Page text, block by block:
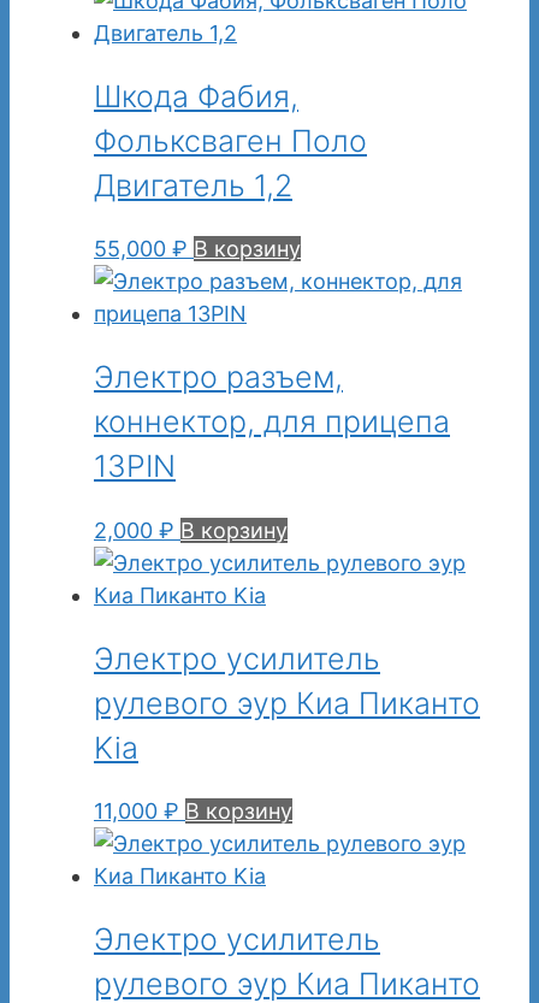
Шкода Фабия,
Фольксваген Поло
Двигатель 1,2
55,000 ₽ В корзину
Электро разъем,
коннектор, для прицепа
13PIN
2,000 ₽ В корзину
Электро усилитель
рулевого эур Киа Пиканто
Kia
11,000 ₽ В корзину
Электро усилитель
рулевого эур Киа Пиканто